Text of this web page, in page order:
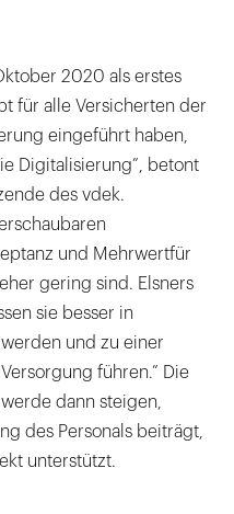
2020 als erstes
für alle Versicherten der
eingeführt haben,
Digitalisierung”, betont
des vdek.
und Mehrwertfür
gering sind. Elsners
sie besser in
und zu einer
führen.” Die
dann steigen,
des Personals beiträgt,
unterstützt.